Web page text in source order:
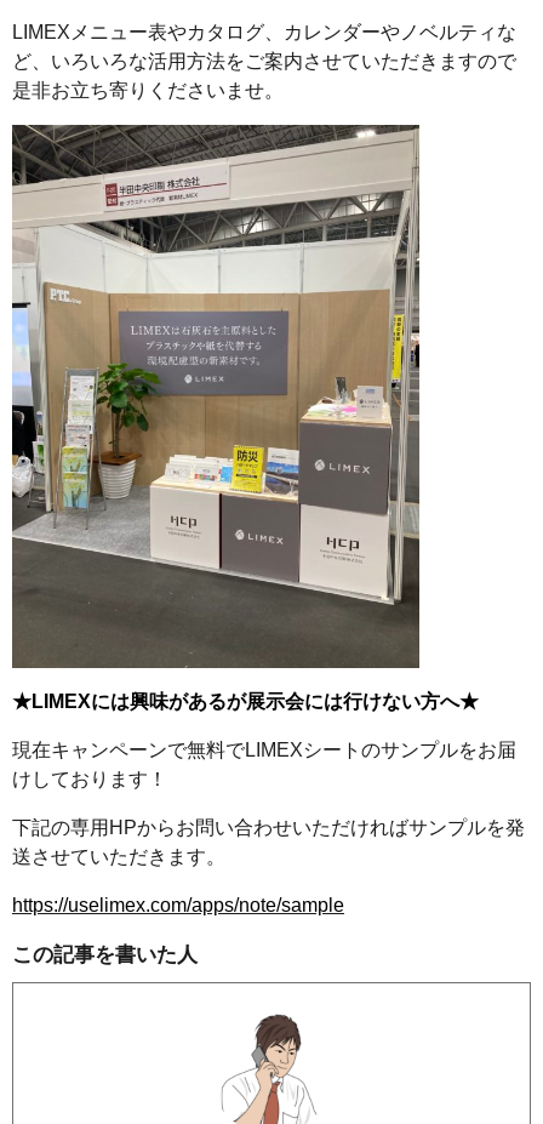
LIMEXメニュー表やカタログ、カレンダーやノベルティな
ど、いろいろな活用方法をご案内させていただきますので
是非お立ち寄りくださいませ。
★LIMEXには興味があるが展示会には行けない方へ★
現在キャンペーンで無料でLIMEXシートのサンプルをお届
けしております！
下記の専用HPからお問い合わせいただければサンプルを発
送させていただきます。
https://uselimex.com/apps/note/sample
この記事を書いた人